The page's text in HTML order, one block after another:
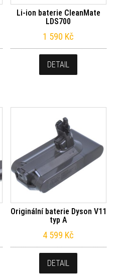
Li-ion baterie CleanMate
LDS700
1 590 Kč
DETAIL
Originální baterie Dyson V11
typ A
4 599 Kč
DETAIL